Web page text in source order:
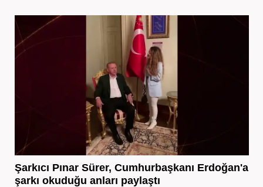
Şarkıcı Pınar Sürer, Cumhurbaşkanı Erdoğan'a
şarkı okuduğu anları paylaştı